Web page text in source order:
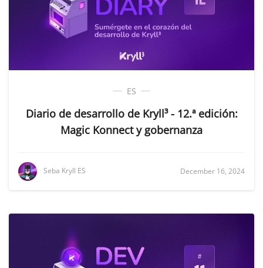
ES
Diario de desarrollo de Kryll³ - 12.ª edición:
Magic Konnect y gobernanza
Seba Kryll ES December 16, 2024